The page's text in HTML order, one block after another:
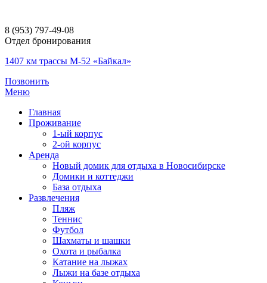
8 (953) 797-49-08
Отдел бронирования
1407 км трассы М-52 «Байкал»
Позвонить
Меню
Главная
Проживание
1-ый корпус
2-ой корпус
Аренда
Новый домик для отдыха в Новосибирске
Домики и коттеджи
База отдыха
Развлечения
Пляж
Теннис
Футбол
Шахматы и шашки
Охота и рыбалка
Катание на лыжах
Лыжи на базе отдыха